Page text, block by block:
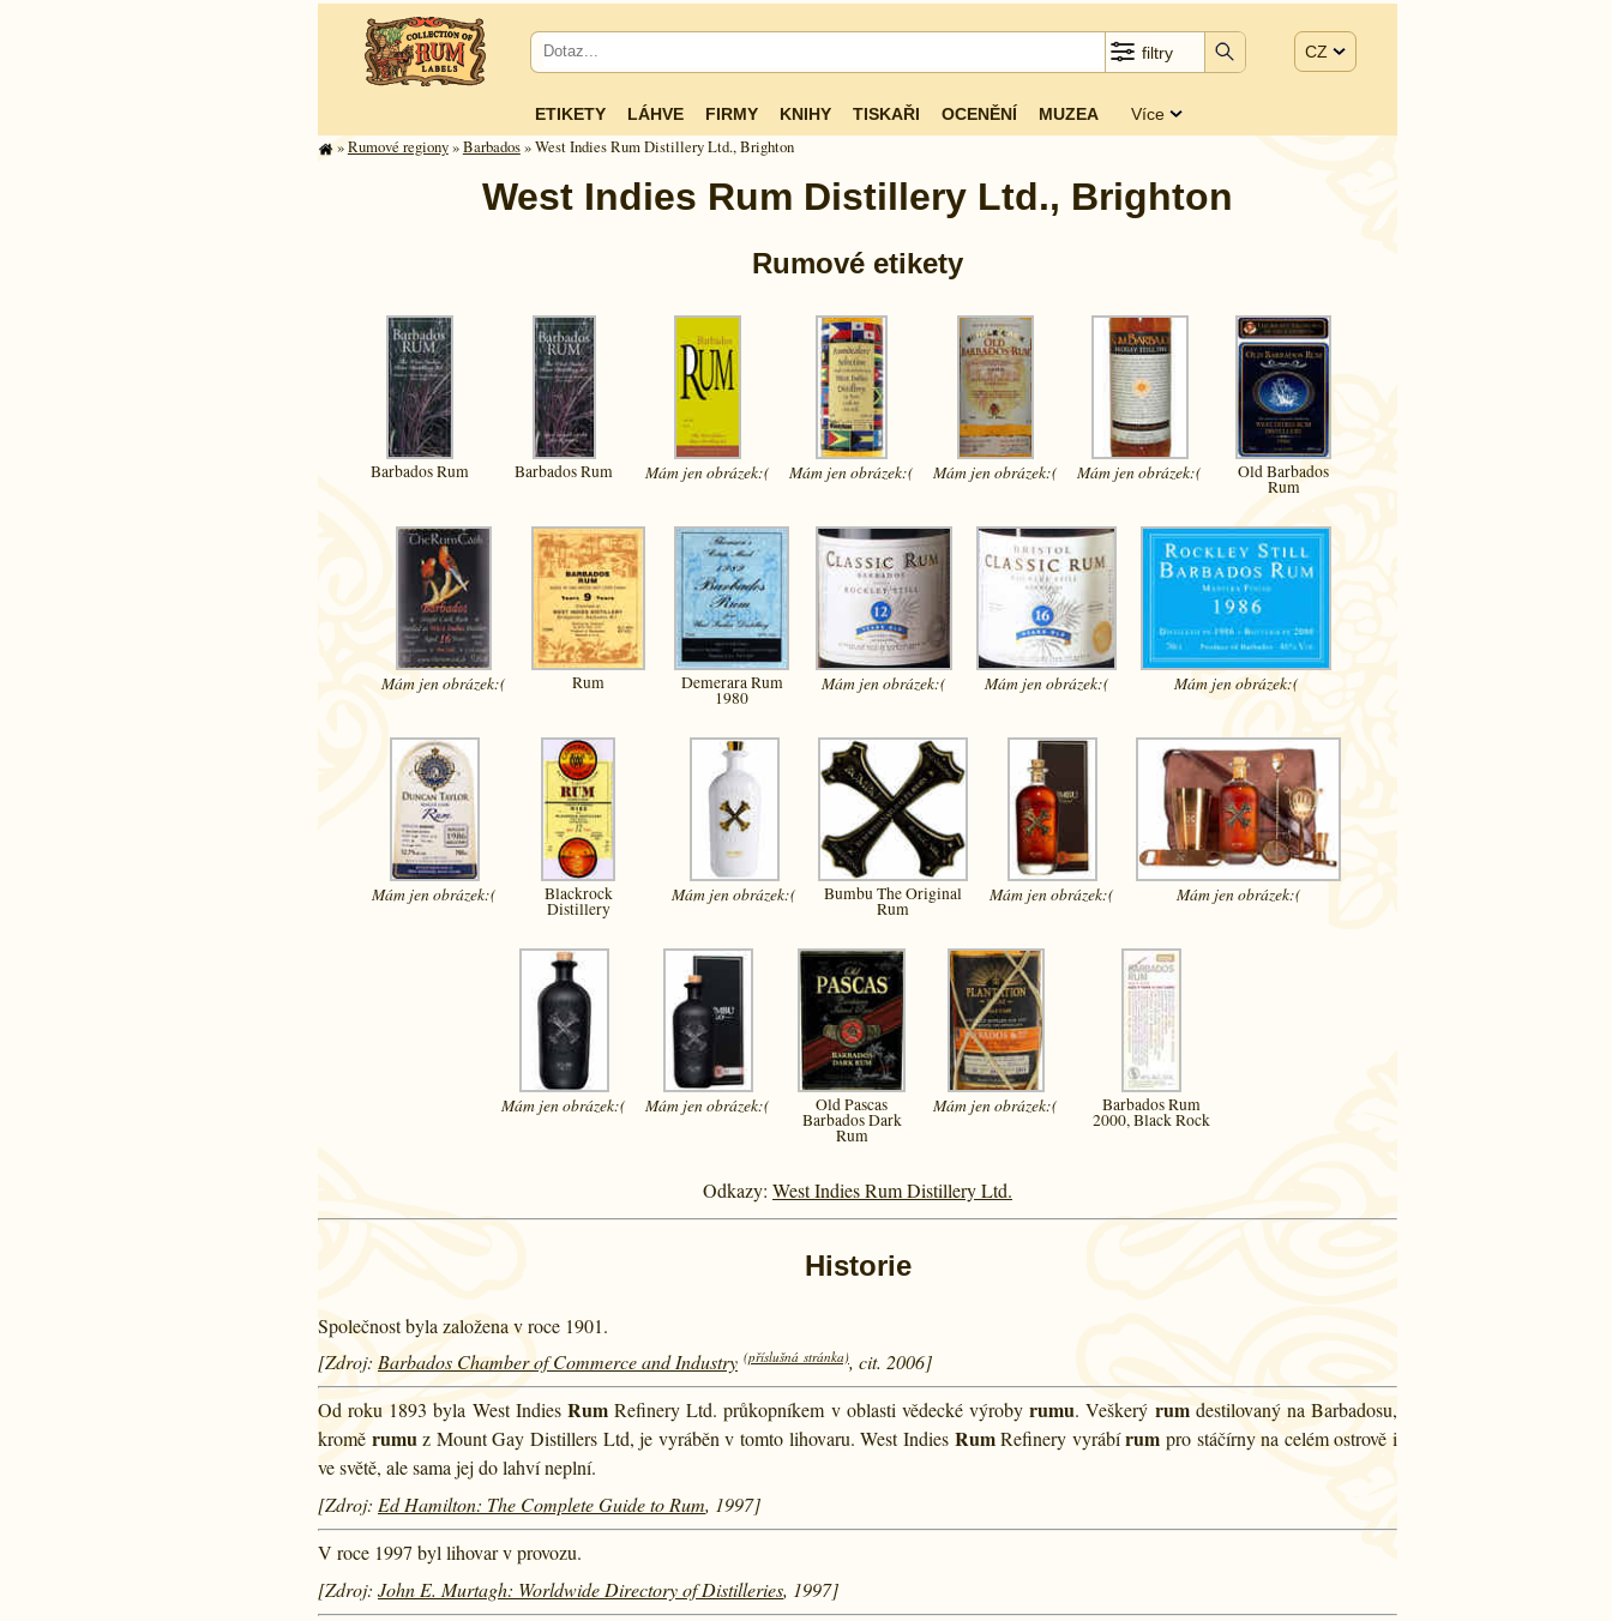
filtry CZ
ETIKETY LÁHVE FIRMY KNIHY TISKAŘI OCENĚNÍ MUZEA Více
»Rumové regiony»Barbados» West Indies Rum Distillery Ltd., Brighton
West Indies Rum Distillery Ltd., Brighton
Rumové etikety
Barbados Rum Barbados Rum Mám jenobrázek:( Mám jenobrázek:( Mám jenobrázek:( Mám jenobrázek:( Old Barbados
Rum
Mám jenobrázek:( Rum Demerara Rum
1980
Mám jenobrázek:( Mám jenobrázek:( Mám jenobrázek:(
Mám jenobrázek:( Blackrock
Distillery
Mám jenobrázek:( Bumbu The Original
Rum
Mám jenobrázek:( Mám jenobrázek:(
Mám jenobrázek:( Mám jenobrázek:( Old Pascas
Barbados Dark
Rum
Mám jenobrázek:( Barbados Rum
2000, Black Rock
Odkazy: West Indies Rum Distillery Ltd.
Historie
Společnost byla založena v roce 1901.
[Zdroj: Barbados Chamber of Commerce and Industry (příslušná stránka), cit. 2006]
Od roku 1893 byla West Indies RumRefinery Ltd. průkopníkem v oblasti vědecké výrobyrumu. Veškerý rumdestilovaný na Barbadosu,
kromě rumuz Mount Gay Distillers Ltd, je vyráběn v tomto lihovaru. West Indies RumRefinery vyrábírum pro stáčírny na celém ostrově i
ve světě, ale sama jej do lahví neplní.
[Zdroj: Ed Hamilton: The Complete Guide to Rum, 1997]
V roce 1997 byl lihovar v provozu.
[Zdroj: John E. Murtagh: Worldwide Directory of Distilleries, 1997]